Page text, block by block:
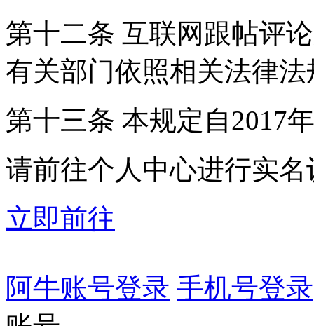
第十二条 互联网跟帖评
有关部门依照相关法律
第十三条 本规定自2017
请前往个人中心进行实名
立即前往
阿牛账号登录 手机号登录